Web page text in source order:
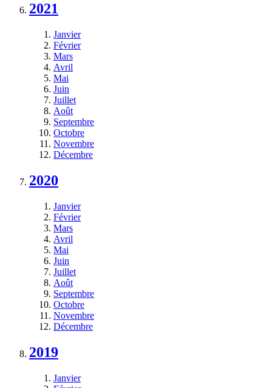
2021
Janvier
Février
Mars
Avril
Mai
Juin
Juillet
Août
Septembre
Octobre
Novembre
Décembre
2020
Janvier
Février
Mars
Avril
Mai
Juin
Juillet
Août
Septembre
Octobre
Novembre
Décembre
2019
Janvier